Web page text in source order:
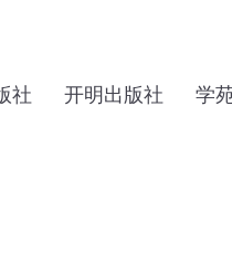
社 开明出版社 学